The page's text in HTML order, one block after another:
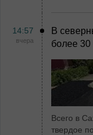
14:57
вчера
В
более 30
Всего в
твердое